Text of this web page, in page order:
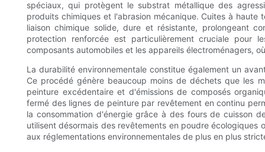
spéciaux, qui protègent le substrat métallique des
produits chimiques et l'abrasion mécanique. Cuites à
liaison chimique solide, dure et résistante, prolongeant
protection renforcée est particulièrement cruciale pour
composants automobiles et les appareils électroménagers,
La durabilité environnementale constitue également un
Ce procédé génère beaucoup moins de déchets que les
peinture excédentaire et d'émissions de composés
fermé des lignes de peinture par revêtement en continu
la consommation d'énergie grâce à des fours de cuisson
utilisent désormais des revêtements en poudre écologiques
aux réglementations environnementales de plus en plus